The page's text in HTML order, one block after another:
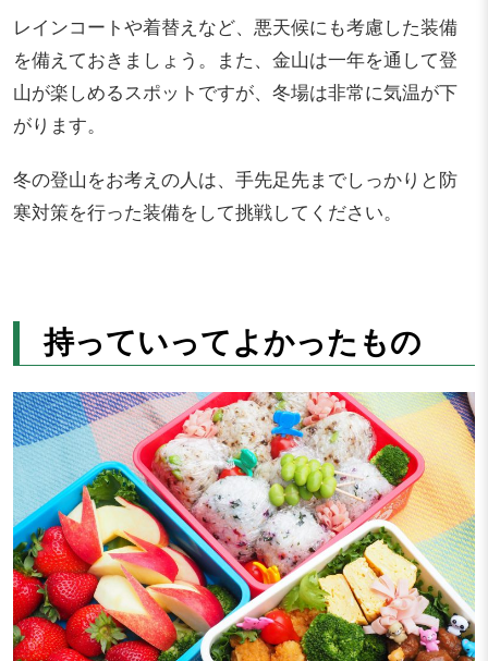
レインコートや着替えなど、悪天候にも考慮した装備
を備えておきましょう。また、金山は一年を通して登
山が楽しめるスポットですが、冬場は非常に気温が下
がります。
冬の登山をお考えの人は、手先足先までしっかりと防
寒対策を行った装備をして挑戦してください。
持っていってよかったもの